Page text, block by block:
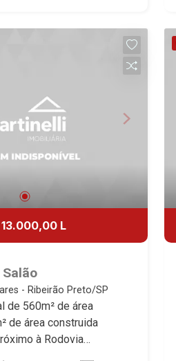
feminino - Copa -
Avenida João
da Boa Vista
13.000,00 L
- Ribeirão Preto/SP
de 560m² de área
de área construida
à Rodovia